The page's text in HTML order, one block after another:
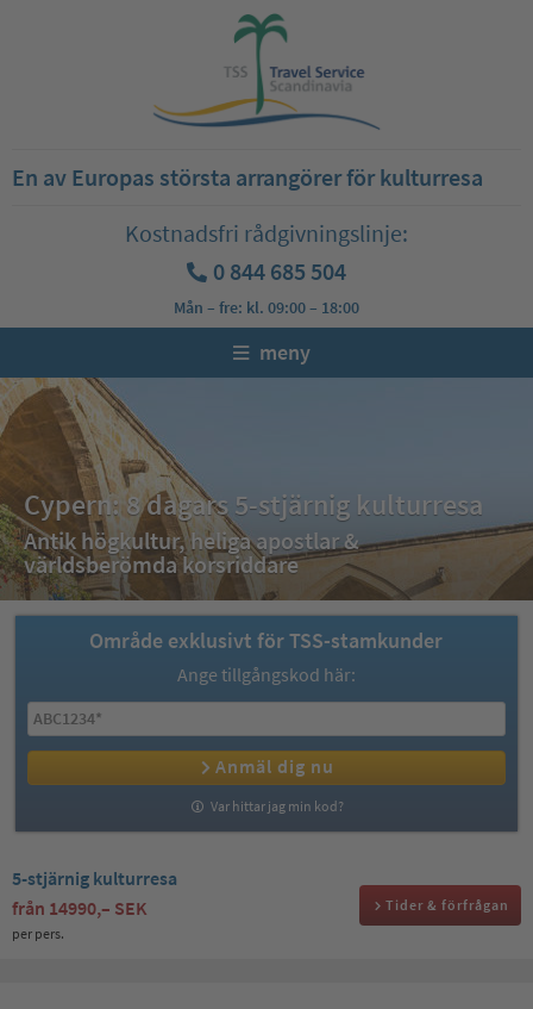
En av Europas största arrangörer för kulturresa
Kostnadsfri rådgivningslinje:
0 844 685 504
Mån – fre: kl. 09:00 – 18:00
meny
Cypern: 8 dagars 5-stjärnig kulturresa
Antik högkultur, heliga apostlar &
världsberömda korsriddare
Område exklusivt för TSS-stamkunder
Ange tillgångskod här:
Anmäl dig nu
Var hittar jag min kod?
5-stjärnig kulturresa
från 14990,– SEK
per pers.
Tider & förfrågan